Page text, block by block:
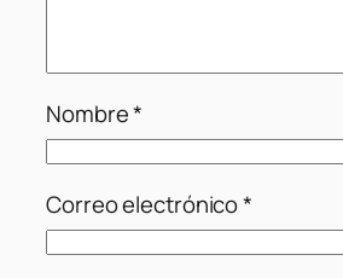
Nombre*
Correo electrónico*